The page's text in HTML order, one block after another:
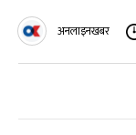
अनलाइनखबर